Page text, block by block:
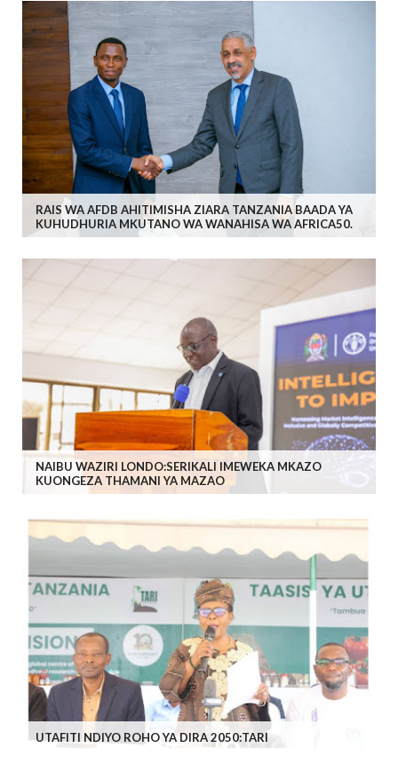
RAIS WA AFDB AHITIMISHA ZIARA TANZANIA BAADA YA
KUHUDHURIA MKUTANO WA WANAHISA WA AFRICA50.
NAIBU WAZIRI LONDO:SERIKALI IMEWEKA MKAZO
KUONGEZA THAMANI YA MAZAO
UTAFITI NDIYO ROHO YA DIRA 2050:TARI